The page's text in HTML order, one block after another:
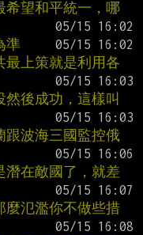
望和平統一，哪
準
上策就是利用各
後成功，這樣叫
波海三國監控俄
在敵國了，就差
氾濫你不做些措